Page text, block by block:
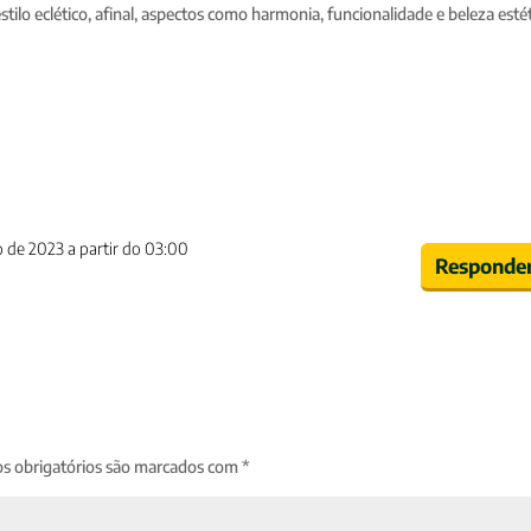
eclético, afinal, aspectos como harmonia, funcionalidade e beleza
de 2023 a partir do 03:00
obrigatórios são marcados com*